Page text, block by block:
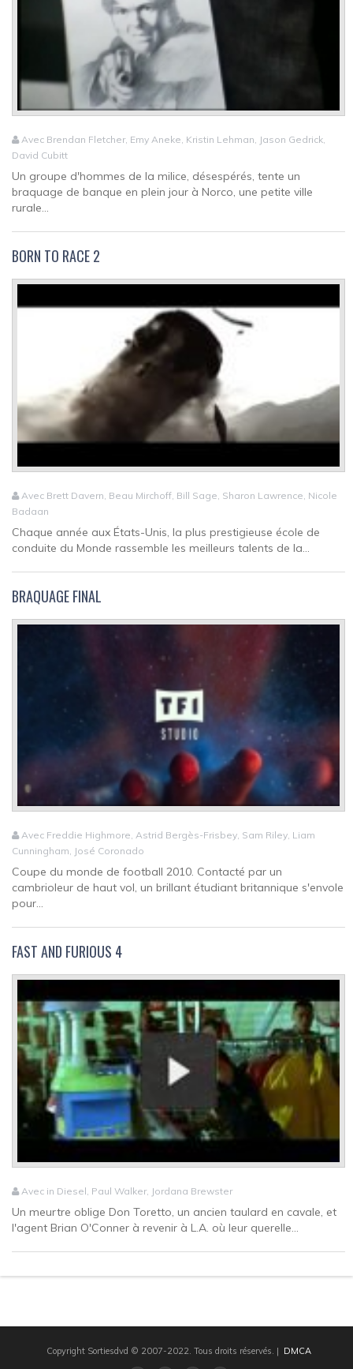
Avec Brendan Fletcher, Emy Aneke, Kristin Lehman, Jason Gedrick,
David Cubitt
Un groupe d'hommes de la milice, désespérés, tente un
braquage de banque en plein jour à Norco, une petite ville
rurale...
BORN TO RACE 2
Avec Brett Davern, Beau Mirchoff, Bill Sage, Sharon Lawrence, Nicole
Badaan
Chaque année aux États-Unis, la plus prestigieuse école de
conduite du Monde rassemble les meilleurs talents de la...
BRAQUAGE FINAL
Avec Freddie Highmore, Astrid Bergès-Frisbey, Sam Riley, Liam
Cunningham, José Coronado
Coupe du monde de football 2010. Contacté par un
cambrioleur de haut vol, un brillant étudiant britannique s'envole
pour...
FAST AND FURIOUS 4
Avec in Diesel, Paul Walker, Jordana Brewster
Un meurtre oblige Don Toretto, un ancien taulard en cavale, et
l'agent Brian O'Conner à revenir à L.A. où leur querelle...
Copyright Sortiesdvd © 2007-2022. Tous droits réservés. | DMCA